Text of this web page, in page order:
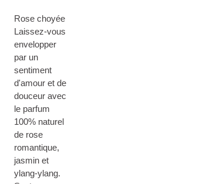
Rose choyée
Laissez-vous
envelopper
par un
sentiment
d'amour et de
douceur avec
le parfum
100% naturel
de rose
romantique,
jasmin et
ylang-ylang.